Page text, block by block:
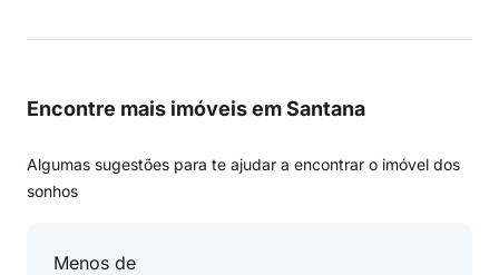
Encontre mais imóveis em Santana
Algumas sugestões para te ajudar a encontrar o imóvel dos
sonhos
Menos de